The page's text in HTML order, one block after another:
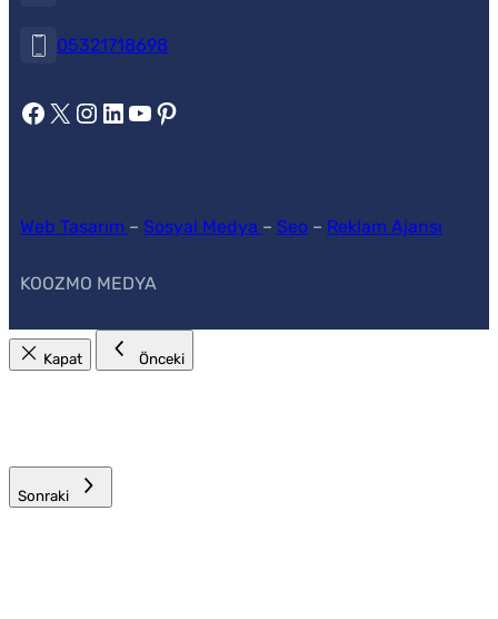
05321718698
https://www.facebook.com/koozmoajans https://x.com/koozmoajans https://www.instagram.com/koozmoajans/ https://www.linkedin.com/in/koozmo-ajans/ https://www.youtube.com/@videotanitim Pinterest
Web Tasarım – Sosyal Medya – Seo – Reklam Ajansı
KOOZMO MEDYA
Kapat Önceki
Sonraki